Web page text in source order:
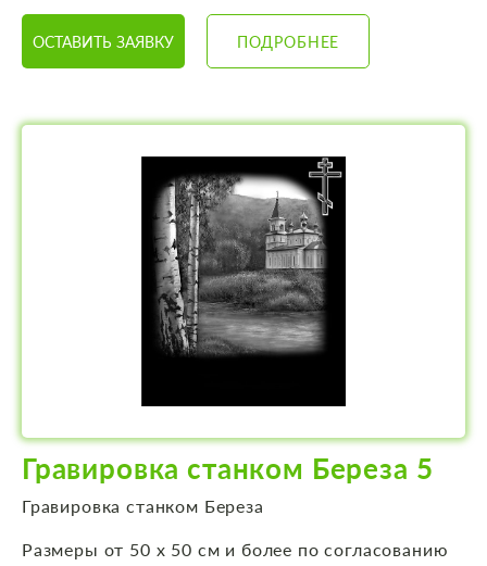
ОСТАВИТЬ ЗАЯВКУ ПОДРОБНЕЕ
Гравировка станком Береза 5
Гравировка станком Береза
Размеры от 50 х 50 см и более по согласованию